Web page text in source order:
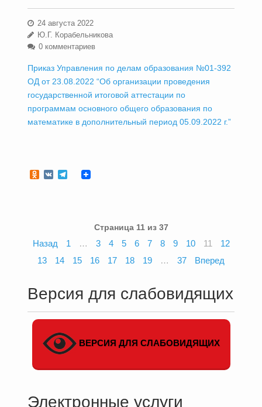
24 августа 2022
Ю.Г. Корабельникова
0 комментариев
Приказ Управления по делам образования №01-392
ОД от 23.08.2022 “Об организации проведения
государственной итоговой аттестации по
программам основного общего образования по
математике в дополнительный период 05.09.2022 г.”
Odnoklassniki
VKTelegram
Страница 11 из 37
Назад 1 … 3 4 5 6 7 8 9 10 11
12
13
14 15 16 17 18 19 … 37 Вперед
Версия для слабовидящих
ВЕРСИЯ ДЛЯ СЛАБОВИДЯЩИХ
Электронные услуги